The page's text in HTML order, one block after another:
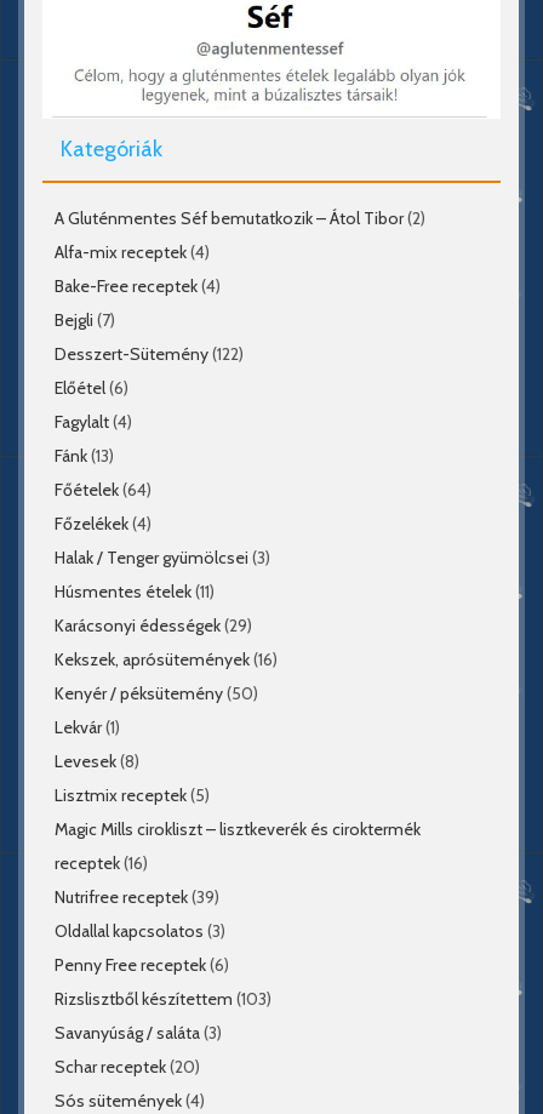
Kategóriák
A Gluténmentes Séf bemutatkozik – Átol Tibor(2)
Alfa-mix receptek(4)
Bake-Free receptek(4)
Bejgli (7)
Desszert-Sütemény(122)
Előétel(6)
Fagylalt(4)
Fánk(13)
Főételek(64)
Főzelékek(4)
Halak / Tenger gyümölcsei (3)
Húsmentes ételek(11)
Karácsonyi édességek(29)
Kekszek, aprósütemények(16)
Kenyér / péksütemény(50)
Lekvár(1)
Levesek(8)
Lisztmix receptek(5)
Magic Mills cirokliszt – lisztkeverék és ciroktermék
receptek(16)
Nutrifree receptek(39)
Oldallal kapcsolatos (3)
Penny Free receptek(6)
Rizslisztből készítettem (103)
Savanyúság / saláta(3)
Schar receptek(20)
Sós sütemények(4)